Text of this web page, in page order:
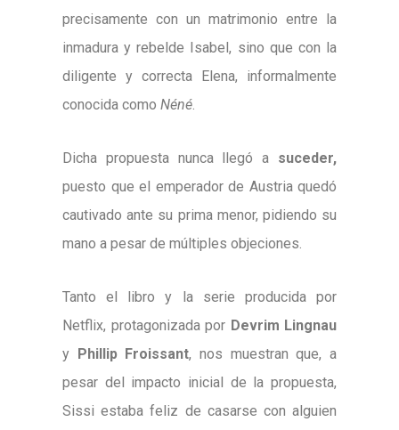
precisamente con un matrimonio entre la
inmadura y rebelde Isabel, sino que con la
diligente y correcta Elena, informalmente
conocida como Néné.
Dicha propuesta nunca llegó a suceder,
puesto que el emperador de Austria quedó
cautivado ante su prima menor, pidiendo su
mano a pesar de múltiples objeciones.
Tanto el libro y la serie producida por
Netflix, protagonizada por Devrim Lingnau
y Phillip Froissant, nos muestran que, a
pesar del impacto inicial de la propuesta,
Sissi estaba feliz de casarse con alguien